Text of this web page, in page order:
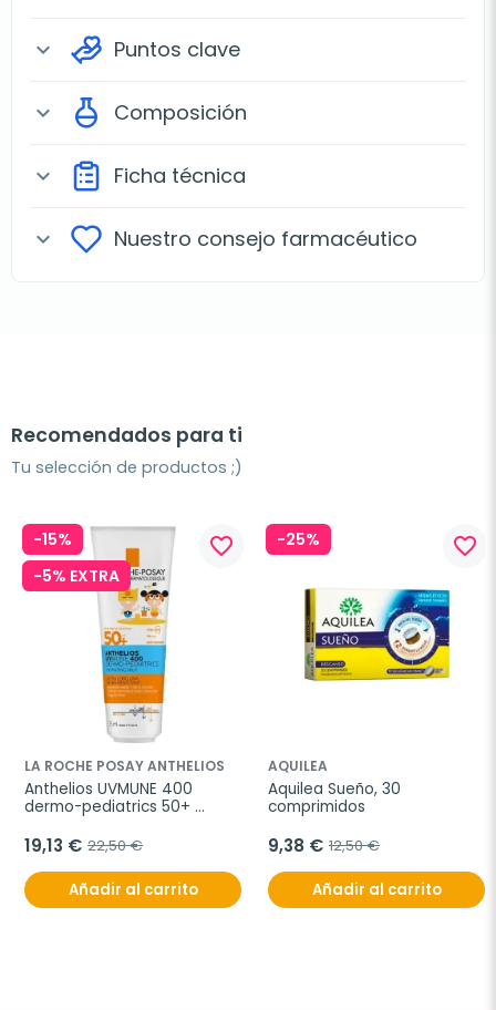
expand_more Puntos clave
expand_more Composición
expand_more Ficha técnica
expand_more Nuestro consejo farmacéutico
Recomendados para ti
Tu selección de productos ;)
-15%
-5% EXTRA
favorite_border
LA ROCHE POSAY ANTHELIOS
Anthelios UVMUNE 400
dermo-pediatrics 50+
19,13 € 22,50 €
Añadir al carrito
-25% favorite_border
AQUILEA
Aquilea Sueño, 30
comprimidos
9,38 € 12,50 €
Añadir al carrito